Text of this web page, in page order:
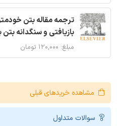
ترجمه مقاله بتن
بازیافتی و سنگدانه بتن
مبلغ: ۱۲۰,۰۰۰ تومان
مشاهده خریدهای قبلی
سوالات متداول